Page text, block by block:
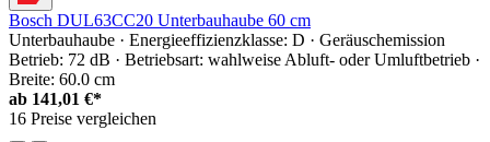
Bosch DUL63CC20 Unterbauhaube 60 cm
Unterbauhaube · Energieeffizienzklasse: D · Geräuschemission
Betrieb: 72 dB · Betriebsart: wahlweise Abluft- oder Umluftbetrieb ·
Breite: 60.0 cm
ab 141,01 €*
16 Preise vergleichen